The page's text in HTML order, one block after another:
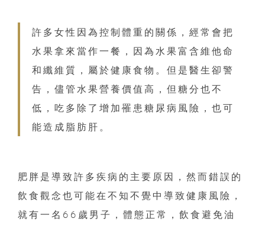
許多女性因為控制體重的關係，經常會把
水果拿來當作一餐，因為水果富含維他命
和纖維質，屬於健康食物。但是醫生卻警
告，儘管水果營養價值高，但糖分也不
低，吃多除了增加罹患糖尿病風險，也可
能造成脂肪肝。
肥胖是導致許多疾病的主要原因，然而錯誤的
飲食觀念也可能在不知不覺中導致健康風險，
就有一名66歲男子，體態正常，飲食避免油